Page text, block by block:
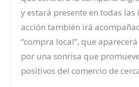
y estará presente en todas las
acción también irá
“compra local”, que
por una sonrisa que
positivos del comercio de